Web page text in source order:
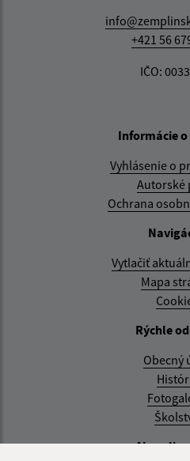
+421 56
IČO:
Informácie
Vyhlásenie o
Autorské
Ochrana
Vytlačiť
Mapa
Rýchle
Obecný